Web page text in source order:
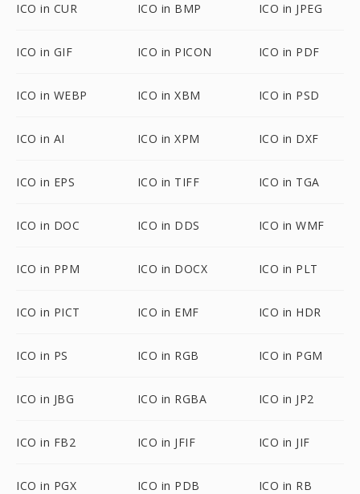
ICO in CUR ICO in BMP ICO in JPEG
ICO in GIF ICO in PICON ICO in PDF
ICO in WEBP ICO in XBM ICO in PSD
ICO in AI ICO in XPM ICO in DXF
ICO in EPS ICO in TIFF ICO in TGA
ICO in DOC ICO in DDS ICO in WMF
ICO in PPM ICO in DOCX ICO in PLT
ICO in PICT ICO in EMF ICO in HDR
ICO in PS ICO in RGB ICO in PGM
ICO in JBG ICO in RGBA ICO in JP2
ICO in FB2 ICO in JFIF ICO in JIF
ICO in PGX ICO in PDB ICO in RB